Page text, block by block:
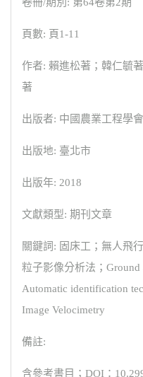
頁數: 頁1-11
作者: 賴進松著；韓仁毓
著
出版者: 中國農業工程學會
出版地: 臺北市
出版年: 2018
文獻類型: 期刊文章
關鍵詞: 固床工；無人飛
粒子影像分析法；Ground
Automatic identification
Image Velocimetry
備註:
含參考書目；DOI：